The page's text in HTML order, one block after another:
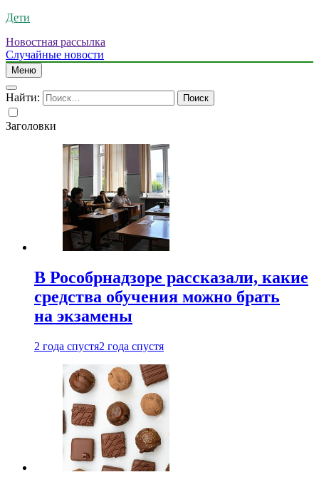
Дети
Новостная рассылка
Случайные новости
Меню
Найти:
Заголовки
В Рособрнадзоре рассказали, какие
средства обучения можно брать
на экзамены
2 года спустя2 года спустя